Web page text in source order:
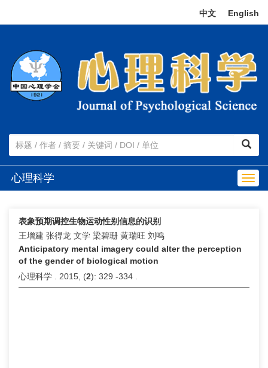
中文 English
心理科学
表象预期调控生物运动性别信息的识别
王增建 张得龙 文学 梁碧珊 黄瑞旺 刘鸣
Anticipatory mental imagery could alter the perception
of the gender of biological motion
心理科学 . 2015, (2): 329 -334 .